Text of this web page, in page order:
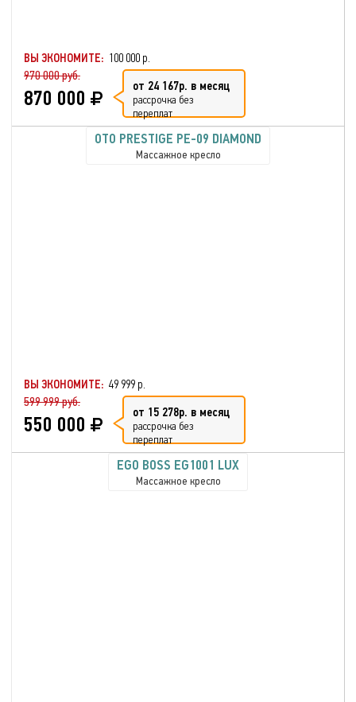
ВЫ ЭКОНОМИТЕ: 100 000 р.
970 000 руб.
870 000 от 24 167р. в месяц
рассрочка без
переплат
OTO PRESTIGE PE-09 DIAMOND
Массажное кресло
ВЫ ЭКОНОМИТЕ: 49 999 р.
599 999 руб.
550 000 от 15 278р. в месяц
рассрочка без
переплат
EGO BOSS EG1001 LUX
Массажное кресло